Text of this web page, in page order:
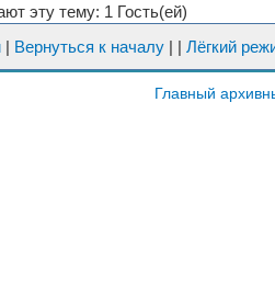
эту тему: 1 Гость(ей)
| Вернуться к началу | | Лёгкий
Главный